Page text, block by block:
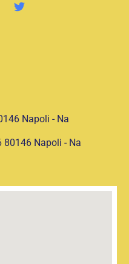
Napoli - Na
80146 Napoli - Na